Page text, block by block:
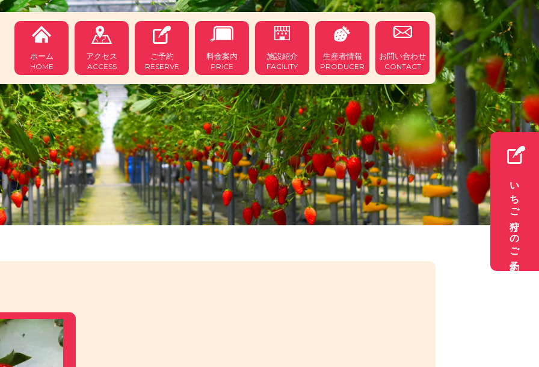
ホーム
HOME
アクセス
ACCESS
ご予約
RESERVE
料金案内
PRICE
施設紹介
FACILITY
生産者情報
PRODUCER
お問い合わせ
CONTACT
いちご狩りのご予約